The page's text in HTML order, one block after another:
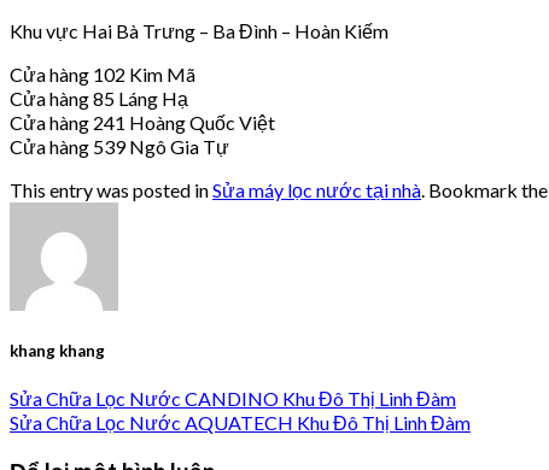
Khu vực Hai Bà Trưng – Ba Đình – Hoàn Kiếm
Cửa hàng 102 Kim Mã
Cửa hàng 85 Láng Hạ
Cửa hàng 241 Hoàng Quốc Việt
Cửa hàng 539 Ngô Gia Tự
This entry was posted inSửa máy lọc nước tại nhà . Bookmark the
khang khang
Sửa Chữa Lọc Nước CANDINO Khu Đô Thị Linh Đàm
Sửa Chữa Lọc Nước AQUATECH Khu Đô Thị Linh Đàm